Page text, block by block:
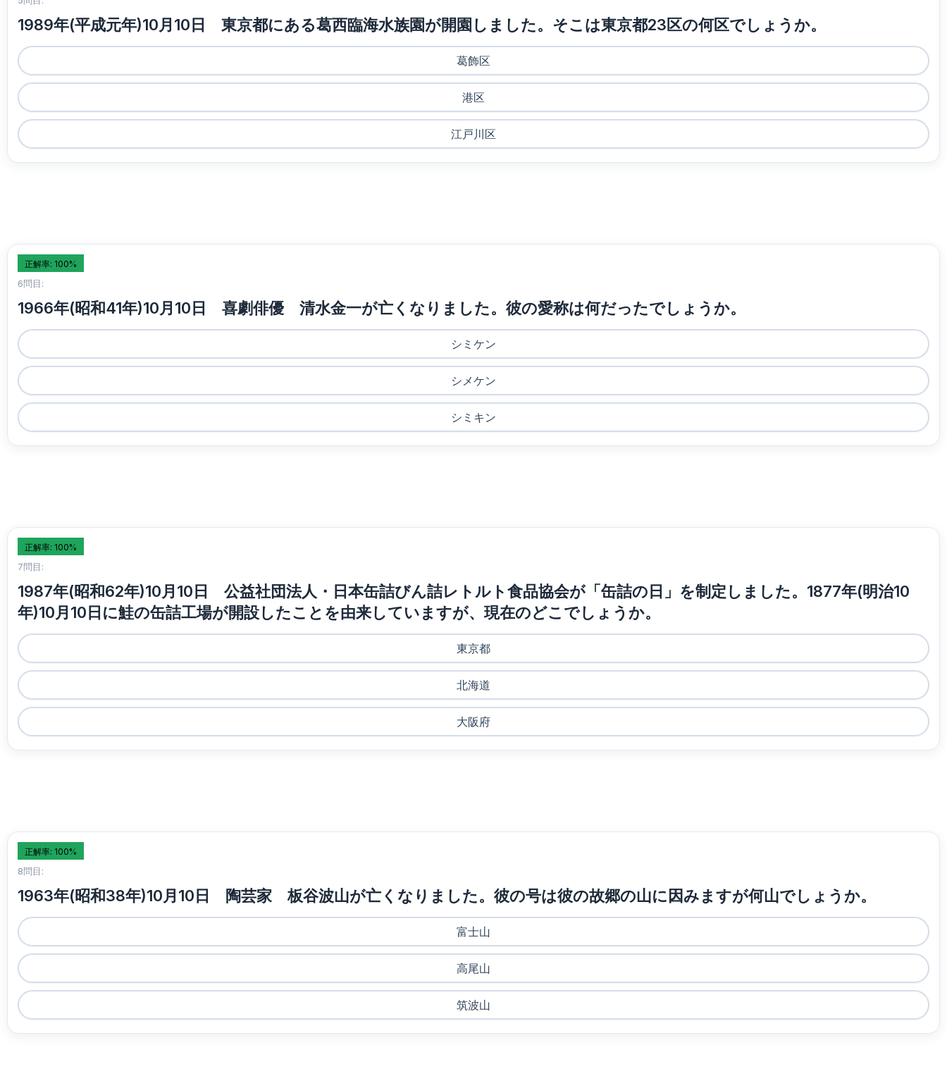
1989年(平成元年)10月10日 東京都にある葛西臨海水族園が開園しました。そこは東京都23区の何区でしょうか。
葛飾区
港区
江戸川区
正解率: 100%
6問目:
1966年(昭和41年)10月10日 喜劇俳優 清水金一が亡くなりました。彼の愛称は何だったでしょうか。
シミケン
シメケン
シミキン
正解率: 100%
7問目:
1987年(昭和62年)10月10日 公益社団法人・日本缶詰びん詰レトルト食品協会が「缶詰の日」を制定しました。1877年(明治10
年)10月10日に鮭の缶詰工場が開設したことを由来していますが、現在のどこでしょうか。
東京都
北海道
大阪府
正解率: 100%
8問目:
1963年(昭和38年)10月10日 陶芸家 板谷波山が亡くなりました。彼の号は彼の故郷の山に因みますが何山でしょうか。
富士山
高尾山
筑波山